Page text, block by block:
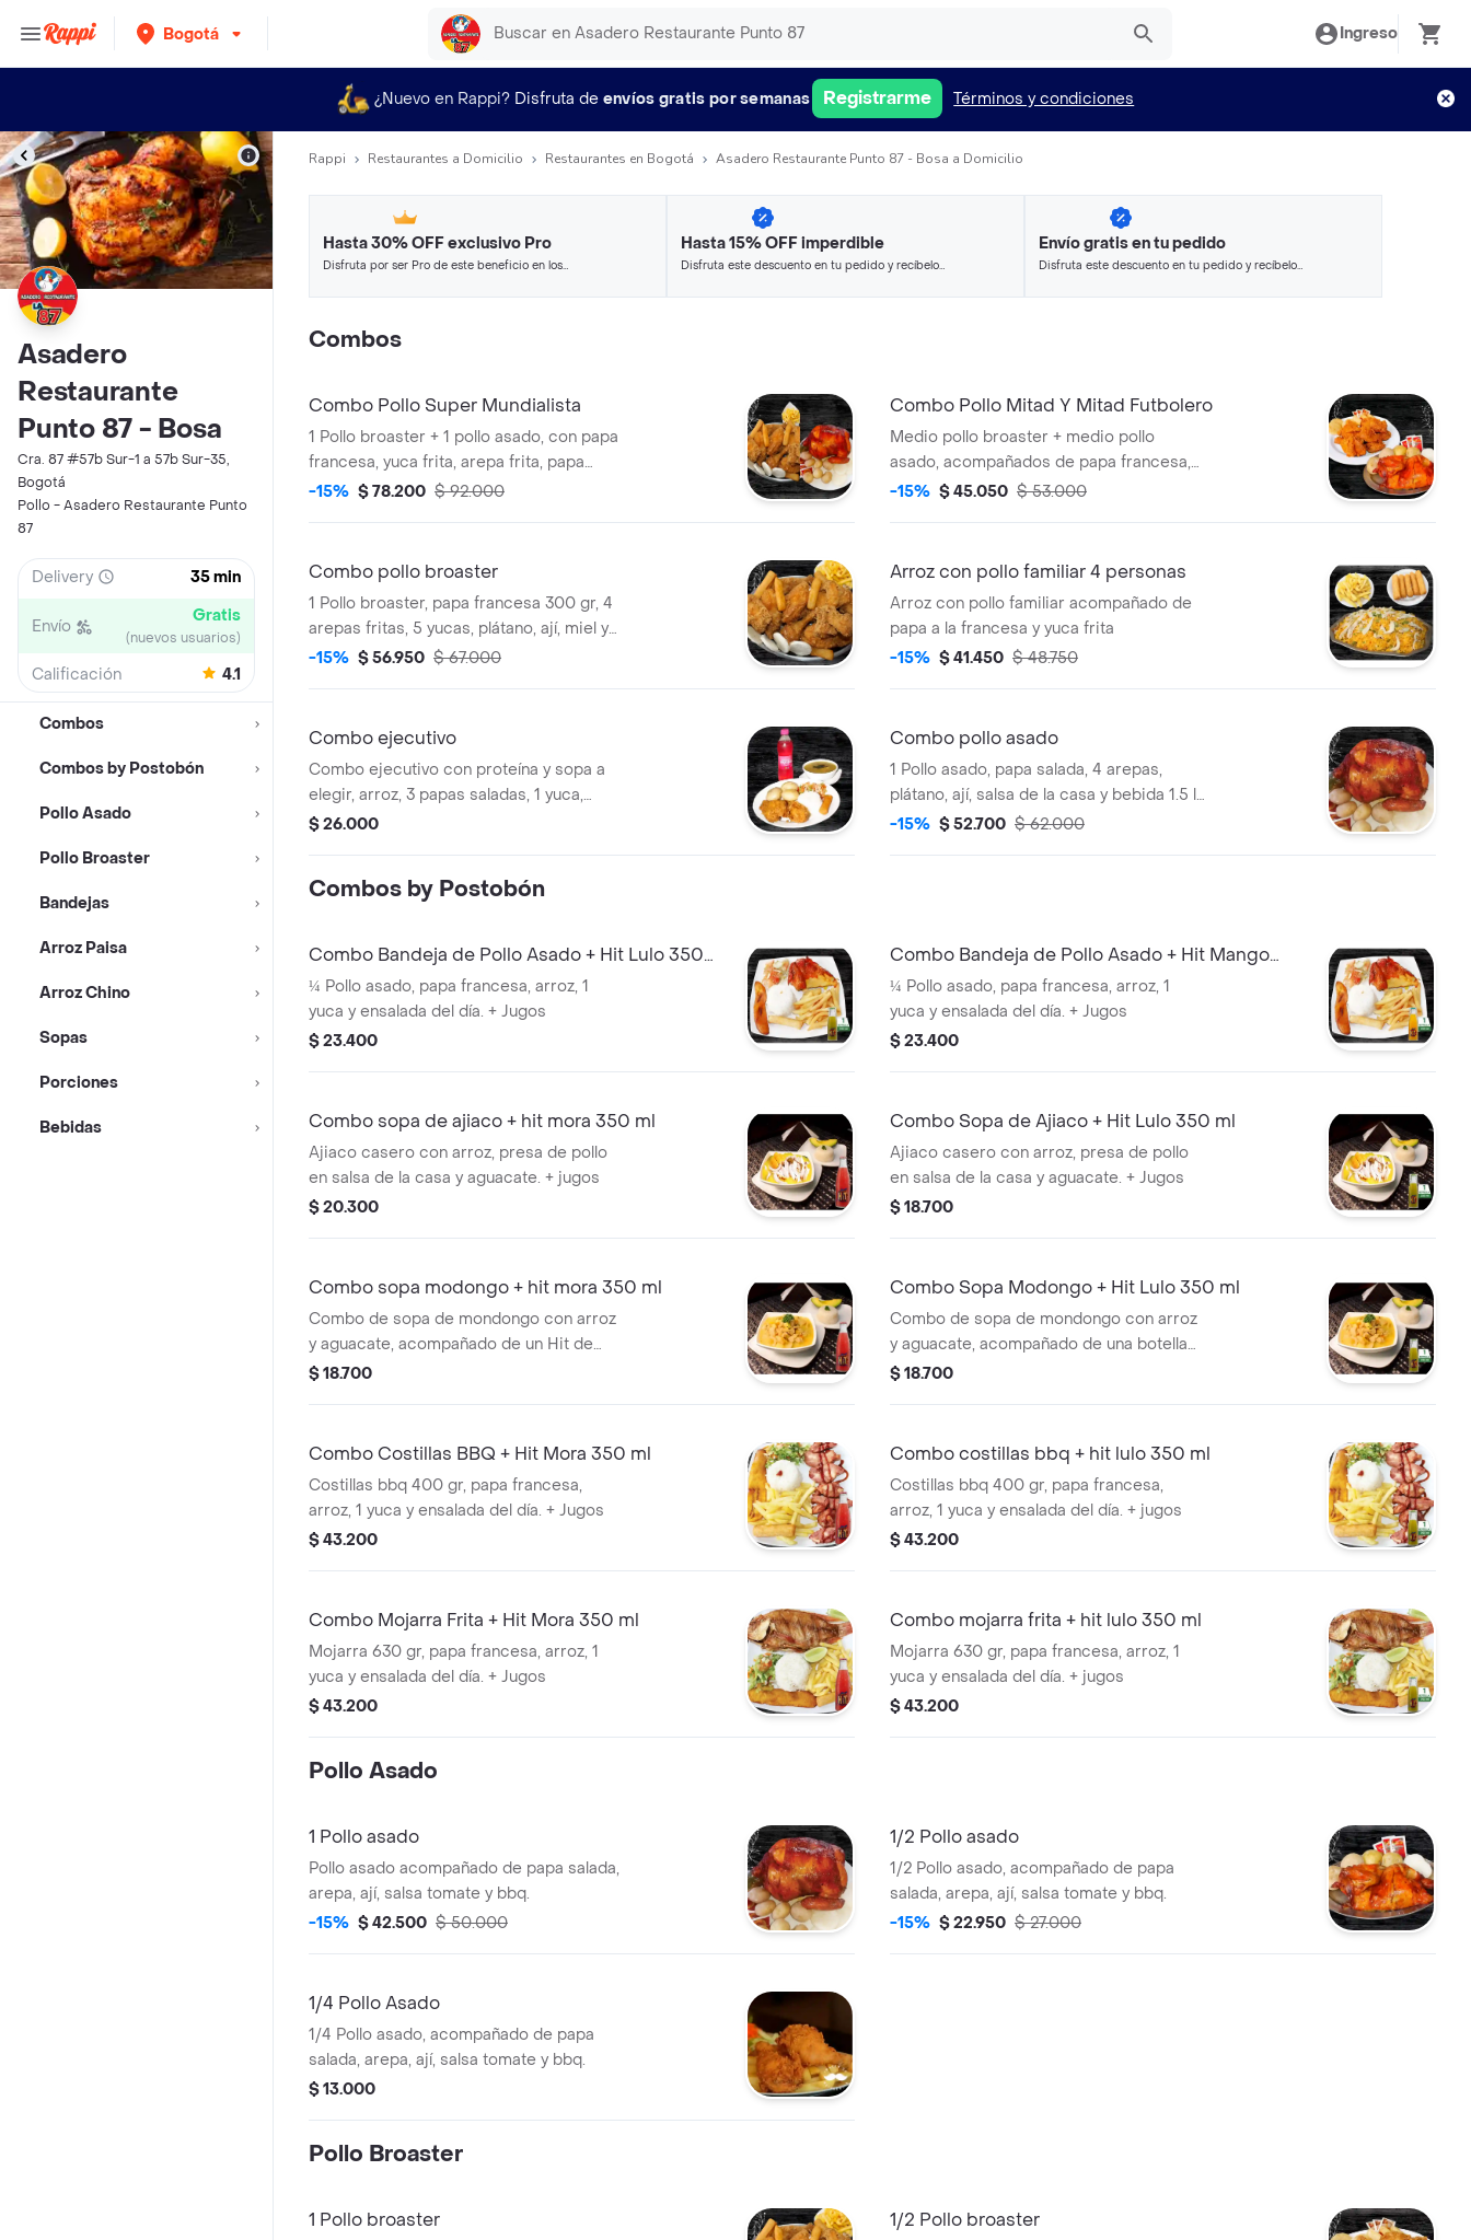
Bogotá Ingreso
¿Nuevo en Rappi? Disfruta de envíos gratis por semanas Registrarme Términos y condiciones
Asadero
Restaurante
Punto 87 - Bosa
Cra. 87 #57b Sur-1 a 57b Sur-35,
Bogotá
Pollo - Asadero Restaurante Punto
87
Delivery 35 min
Envío Gratis
(nuevos usuarios)
Calificación 4.1
Combos
Combos by Postobón
Pollo Asado
Pollo Broaster
Bandejas
Arroz Paisa
Arroz Chino
Sopas
Porciones
Bebidas
Rappi Restaurantes a Domicilio Restaurantes en Bogotá Asadero Restaurante Punto 87 - Bosa a Domicilio
Hasta 30% OFF exclusivo Pro
Disfruta por ser Pro de este beneficio en los
Hasta 15% OFF imperdible
Disfruta este descuento en tu pedido y recíbelo
Envío gratis en tu pedido
Disfruta este descuento en tu pedido y recíbelo
Combos
Combo Pollo Super Mundialista
1 Pollo broaster + 1 pollo asado, con papa
francesa, yuca frita, arepa frita, papa
salada, arepa blanca acompañados de
-15% $ 78.200 $ 92.000
Combo Pollo Mitad Y Mitad Futbolero
Medio pollo broaster + medio pollo
asado, acompañados de papa francesa,
yuca frita, arepa frita, papa salada, arepa
-15% $ 45.050 $ 53.000
Combo pollo broaster
1 Pollo broaster, papa francesa 300 gr, 4
arepas fritas, 5 yucas, plátano, ají, miel y
bebida 1.5 l a elegir.
-15% $ 56.950 $ 67.000
Arroz con pollo familiar 4 personas
Arroz con pollo familiar acompañado de
papa a la francesa y yuca frita
-15% $ 41.450 $ 48.750
Combo ejecutivo
Combo ejecutivo con proteína y sopa a
elegir, arroz, 3 papas saladas, 1 yuca,
bebida de 350 ml a elegir y ensalada del
$ 26.000
Combo pollo asado
1 Pollo asado, papa salada, 4 arepas,
plátano, ají, salsa de la casa y bebida 1.5 l
a elegir.
-15% $ 52.700 $ 62.000
Combos by Postobón
Combo Bandeja de Pollo Asado + Hit Lulo 350
ml
¼ Pollo asado, papa francesa, arroz, 1
yuca y ensalada del día. + Jugos
$ 23.400
Combo Bandeja de Pollo Asado + Hit Mango
350 ml
¼ Pollo asado, papa francesa, arroz, 1
yuca y ensalada del día. + Jugos
$ 23.400
Combo sopa de ajiaco + hit mora 350 ml
Ajiaco casero con arroz, presa de pollo
en salsa de la casa y aguacate. + jugos
$ 20.300
Combo Sopa de Ajiaco + Hit Lulo 350 ml
Ajiaco casero con arroz, presa de pollo
en salsa de la casa y aguacate. + Jugos
$ 18.700
Combo sopa modongo + hit mora 350 ml
Combo de sopa de mondongo con arroz
y aguacate, acompañado de un Hit de
mora de 350 ml.
$ 18.700
Combo Sopa Modongo + Hit Lulo 350 ml
Combo de sopa de mondongo con arroz
y aguacate, acompañado de una botella
de Hit Lulo de 350 ml.
$ 18.700
Combo Costillas BBQ + Hit Mora 350 ml
Costillas bbq 400 gr, papa francesa,
arroz, 1 yuca y ensalada del día. + Jugos
$ 43.200
Combo costillas bbq + hit lulo 350 ml
Costillas bbq 400 gr, papa francesa,
arroz, 1 yuca y ensalada del día. + jugos
$ 43.200
Combo Mojarra Frita + Hit Mora 350 ml
Mojarra 630 gr, papa francesa, arroz, 1
yuca y ensalada del día. + Jugos
$ 43.200
Combo mojarra frita + hit lulo 350 ml
Mojarra 630 gr, papa francesa, arroz, 1
yuca y ensalada del día. + jugos
$ 43.200
Pollo Asado
1 Pollo asado
Pollo asado acompañado de papa salada,
arepa, ají, salsa tomate y bbq.
-15% $ 42.500 $ 50.000
1/2 Pollo asado
1/2 Pollo asado, acompañado de papa
salada, arepa, ají, salsa tomate y bbq.
-15% $ 22.950 $ 27.000
1/4 Pollo Asado
1/4 Pollo asado, acompañado de papa
salada, arepa, ají, salsa tomate y bbq.
$ 13.000
Pollo Broaster
1 Pollo broaster 1/2 Pollo broaster